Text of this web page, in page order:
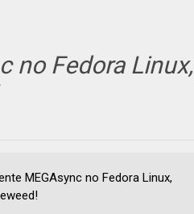
no Fedora Linux,
MEGAsync no Fedora Linux,